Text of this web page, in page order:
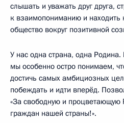
слышать и уважать друг друга,
к взаимопониманию и находить
общество вокруг позитивной
У нас одна страна, одна
мы особенно остро понимаем,
достичь самых амбициозных
побеждать и идти вперёд.
«За свободную и процветающую
граждан нашей страны!».